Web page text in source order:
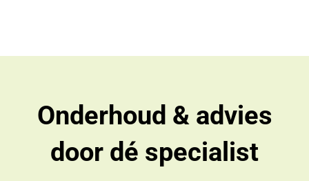
Onderhoud & advies
door dé specialist